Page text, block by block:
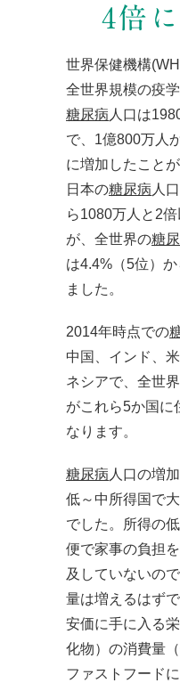
4倍
世界保健機構
全世界規模の疫
糖尿病 人口は
で、1億800万人
に増加したこと
日本の糖尿病 人
ら1080万人と2
が、全世界の糖
は4.4%（5位）
ました。
2014年時点での
中国、インド、
ネシアで、全世
がこれら5か国に
なります。
糖尿病 人口の増
低～中所得国で
でした。所得の
便で家事の負担
及していないの
量は増えるはず
安価に手に入る
化物）の消費量
ファストフード